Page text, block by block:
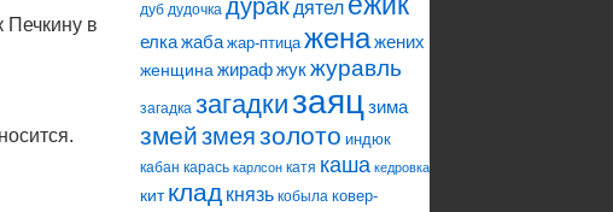
Печкину в
дуб дудочка дурак дятел
елкажаба жар-птица женажених
женщина жирафжукжуравль
загадка загадкизаяцзима
змейзмеязолото индюк
кабан карась карлсон катя каша кедровка
кит клад князь кобыла ковер-